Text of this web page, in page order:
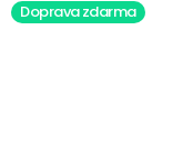
Doprava zdarma